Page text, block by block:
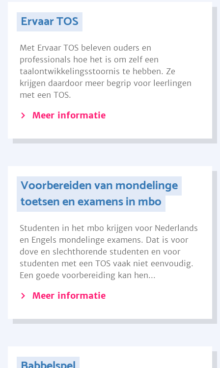
Ervaar TOS
Met Ervaar TOS beleven ouders en
professionals hoe het is om zelf een
taalontwikkelingsstoornis te hebben. Ze
krijgen daardoor meer begrip voor leerlingen
met een TOS.
Meer informatie
Voorbereiden van mondelinge
toetsen en examens in mbo
Studenten in het mbo krijgen voor Nederlands
en Engels mondelinge examens. Dat is voor
dove en slechthorende studenten en voor
studenten met een TOS vaak niet eenvoudig.
Een goede voorbereiding kan hen...
Meer informatie